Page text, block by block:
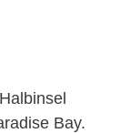
Bay.